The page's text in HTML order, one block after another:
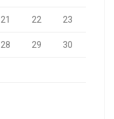
21 22 23
28 29 30